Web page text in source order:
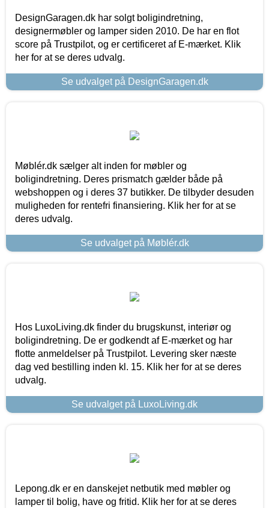
DesignGaragen.dk har solgt boligindretning,
designermøbler og lamper siden 2010. De har en flot
score på Trustpilot, og er certificeret af E-mærket. Klik
her for at se deres udvalg.
Se udvalget på DesignGaragen.dk
Møblér.dk sælger alt inden for møbler og
boligindretning. Deres prismatch gælder både på
webshoppen og i deres 37 butikker. De tilbyder desuden
muligheden for rentefri finansiering. Klik her for at se
deres udvalg.
Se udvalget på Møblér.dk
Hos LuxoLiving.dk finder du brugskunst, interiør og
boligindretning. De er godkendt af E-mærket og har
flotte anmeldelser på Trustpilot. Levering sker næste
dag ved bestilling inden kl. 15. Klik her for at se deres
udvalg.
Se udvalget på LuxoLiving.dk
Lepong.dk er en danskejet netbutik med møbler og
lamper til bolig, have og fritid. Klik her for at se deres